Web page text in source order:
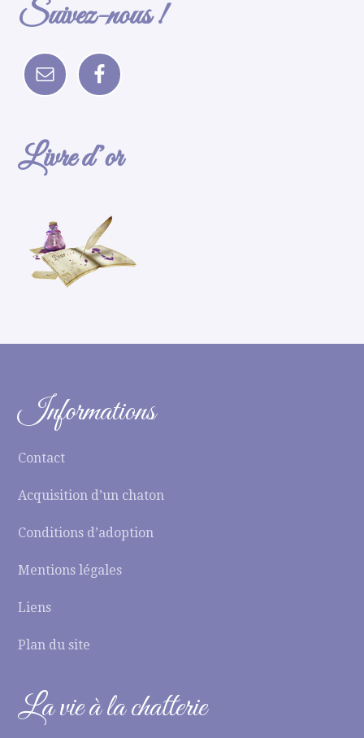
Suivez-nous !
Livre d’or
Informations
Contact
Acquisition d’un chaton
Conditions d’adoption
Mentions légales
Liens
Plan du site
La vie à la chatterie